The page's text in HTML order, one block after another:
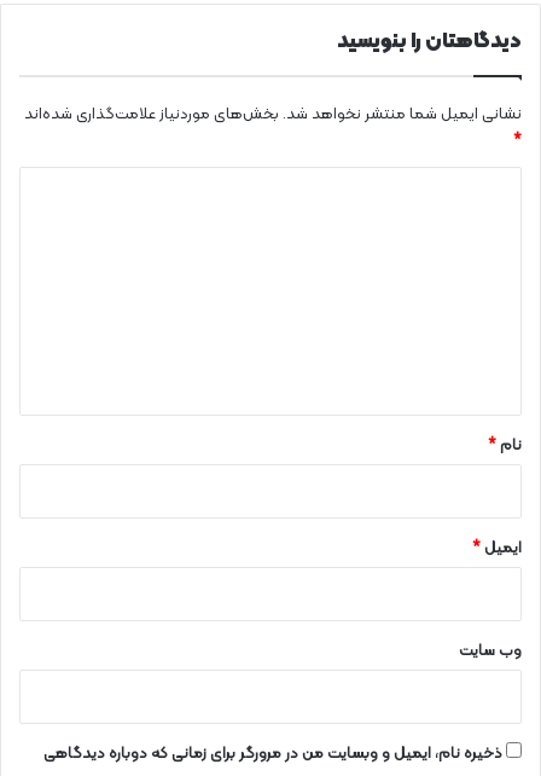
دیدگاهتان را بنویسید
نشانی ایمیل شما منتشر نخواهد شد. بخش‌های موردنیاز علامت‌گذاری شده‌اند
*
نام*
ایمیل*
وب‌ سایت
ذخیره نام، ایمیل و وبسایت من در مرورگر برای زمانی که دوباره دیدگاهی